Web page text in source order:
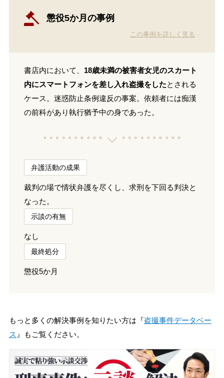
懲役5か月の事例
この事例を詳しく見る
書店内において、 18歳未満の被害者女児のスカート
内にスマートフォンを差し入れ盗撮をしたとされる
ケース。迷惑防止条例違反の事案。依頼者には痴漢
の前科があり執行猶予中の身であった。
弁護活動の成果
裁判の場で情状弁護を尽くし、求刑を下回る判決と
なった。
示談の有無
なし
最終処分
懲役5か月
もっと多くの解決事例を知りたい方は『盗撮事件データベー
ス 』もご覧ください。